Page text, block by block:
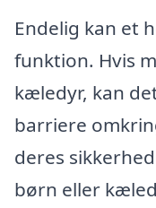
Endelig kan et
funktion. Hvis
kæledyr, kan
barriere
deres
børn eller